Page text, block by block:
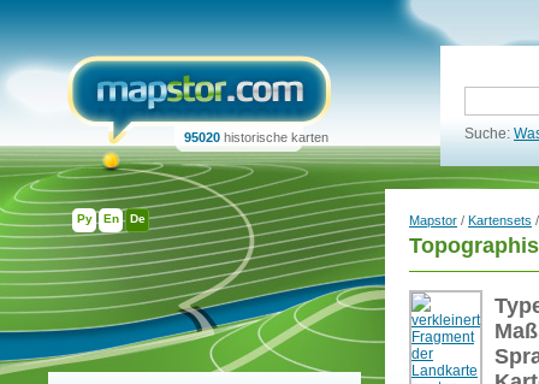
Ру En De
95020 historische karten Suche:
Mapstor / Kartensets